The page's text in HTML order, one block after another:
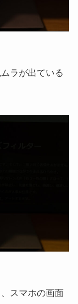
ラが出ている
スマホの画面